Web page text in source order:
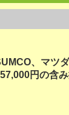
、マツ
円の含み